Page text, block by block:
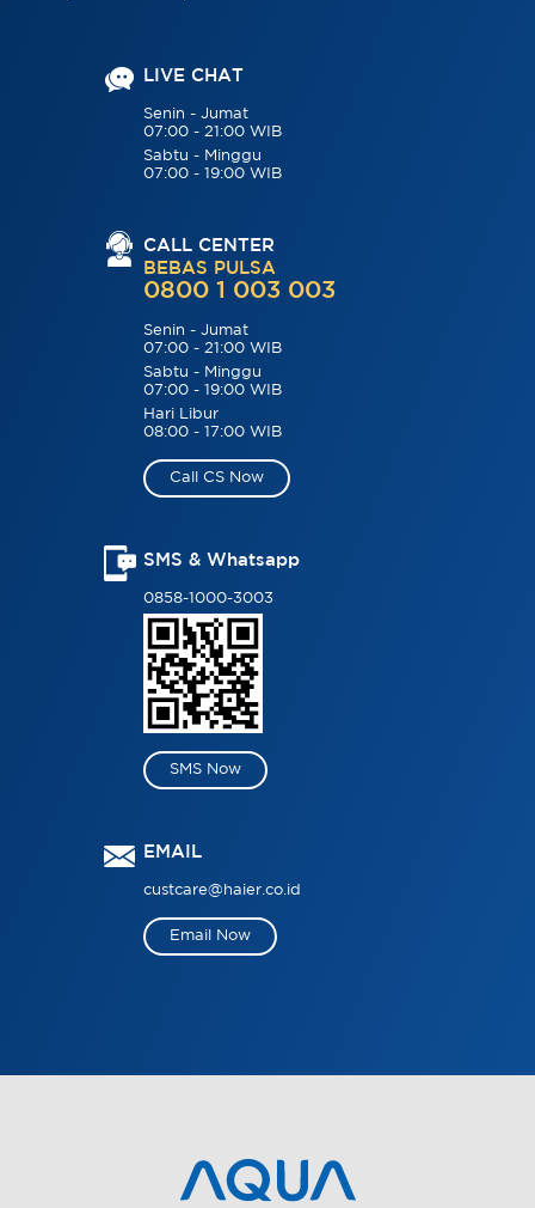
LIVE CHAT
Senin - Jumat
07:00 - 21:00 WIB
Sabtu - Minggu
07:00 - 19:00 WIB
CALL CENTER
BEBAS PULSA
0800 1 003 003
Senin - Jumat
07:00 - 21:00 WIB
Sabtu - Minggu
07:00 - 19:00 WIB
Hari Libur
08:00 - 17:00 WIB
Call CS Now
SMS & Whatsapp
0858-1000-3003
SMS Now
EMAIL
custcare@haier.co.id
Email Now